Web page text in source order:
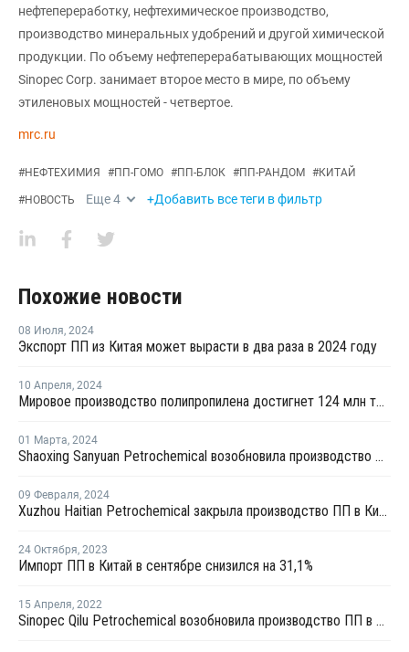
нефтепереработку, нефтехимическое производство,
производство минеральных удобрений и другой химической
продукции. По объему нефтеперерабатывающих мощностей
Sinopec Corp. занимает второе место в мире, по объему
этиленовых мощностей - четвертое.
mrc.ru
#НЕФТЕХИМИЯ #ПП-ГОМО #ПП-БЛОК #ПП-РАНДОМ #КИТАЙ
#НОВОСТЬ Еще4 +Добавить все теги в фильтр
Похожие новости
08 Июля, 2024
Экспорт ПП из Китая может вырасти в два раза в 2024 году
10 Апреля, 2024
Мировое производство полипропилена достигнет 124 млн тонн к 2032 году
01 Марта, 2024
Shaoxing Sanyuan Petrochemical возобновила производство ПП на линии №1 в Китае
09 Февраля, 2024
Xuzhou Haitian Petrochemical закрыла производство ПП в Китае
24 Октября, 2023
Импорт ПП в Китай в сентябре снизился на 31,1%
15 Апреля, 2022
Sinopec Qilu Petrochemical возобновила производство ПП в Китае